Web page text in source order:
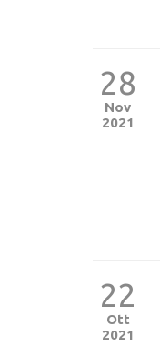
28
Nov
2021
22
Ott
2021